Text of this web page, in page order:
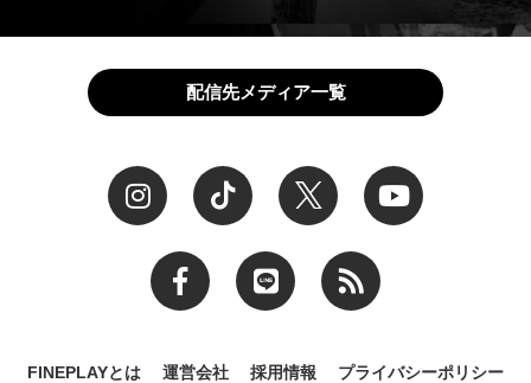
配信先メディア一覧
FINEPLAYとは 運営会社 採用情報 プライバシーポリシー